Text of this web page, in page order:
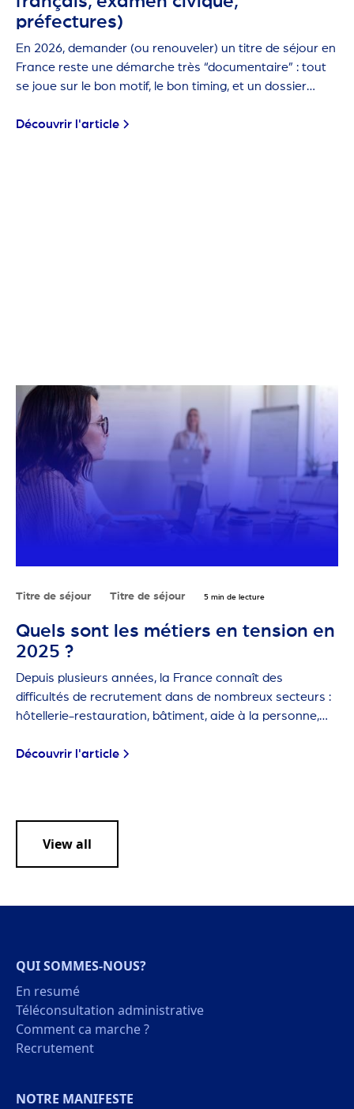
préfectures)
En 2026, demander (ou renouveler) un titre de séjour en
France reste une démarche très “documentaire” : tout
se joue sur le bon motif, le bon timing, et un dossier
Découvrir l'article
Titre de séjour Titre de séjour 5 min de lecture
Quels sont les métiers en tension en
2025 ?
Depuis plusieurs années, la France connaît des
difficultés de recrutement dans de nombreux secteurs :
hôtellerie-restauration, bâtiment, aide à la personne,
employeurs ont de plus en plus de mal à trouver des
Découvrir l'article
View all
QUI SOMMES-NOUS?
En resumé
Téléconsultation administrative
Comment ca marche ?
Recrutement
NOTRE MANIFESTE